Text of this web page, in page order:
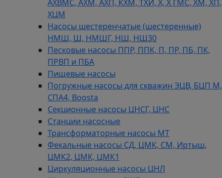
АХВМС, АХМ, АХП, КХМ, ТХИ, Х, Х ГМС, ХМ, ХП,
ХЦМ
Насосы шестеренчатые (шестеренные)
НМШ, Ш, НМШГ, НШ, НШ30
Песковые насосы ППР, ППК, П, ПР, ПБ, ПК,
ПРВП и ПБА
Пищевые насосы
Погружные насосы для скважин ЭЦВ, БЦП М,
СПА4, Boosta
Секционные насосы ЦНСГ, ЦНС
Станции насосные
Трансформаторные насосы МТ
Фекальные насосы СД, ЦМК, СМ, Иртыш,
ЦМК2, ЦМК, ЦМК1
Циркуляционные насосы ЦНЛ